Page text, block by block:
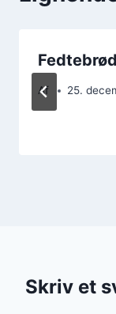
Af 25.
Skriv et